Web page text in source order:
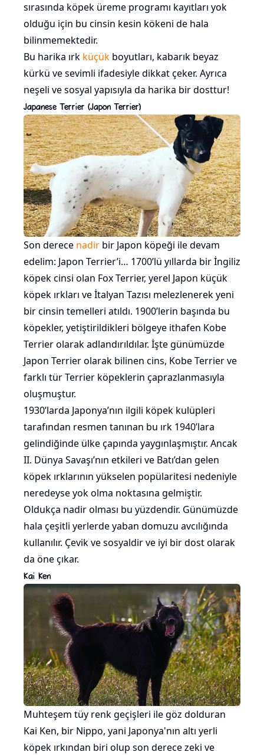
sırasında köpek üreme programı kayıtları yok
olduğu için bu cinsin kesin kökeni de hala
bilinmemektedir.
Bu harika ırk küçük boyutları, kabarık beyaz
kürkü ve sevimli ifadesiyle dikkat çeker. Ayrıca
neşeli ve sosyal yapısıyla da harika bir dosttur!
Japanese Terrier (Japon Terrier)
Son derece nadir bir Japon köpeği ile devam
edelim: Japon Terrier’i… 1700’lü yıllarda bir İngiliz
köpek cinsi olan Fox Terrier, yerel Japon küçük
köpek ırkları ve İtalyan Tazısı melezlenerek yeni
bir cinsin temelleri atıldı. 1900’lerin başında bu
köpekler, yetiştirildikleri bölgeye ithafen Kobe
Terrier olarak adlandırıldılar. İşte günümüzde
Japon Terrier olarak bilinen cins, Kobe Terrier ve
farklı tür Terrier köpeklerin çaprazlanmasıyla
oluşmuştur.
1930’larda Japonya’nın ilgili köpek kulüpleri
tarafından resmen tanınan bu ırk 1940’lara
gelindiğinde ülke çapında yaygınlaşmıştır. Ancak
II. Dünya Savaşı’nın etkileri ve Batı’dan gelen
köpek ırklarının yükselen popülaritesi nedeniyle
neredeyse yok olma noktasına gelmiştir.
Oldukça nadir olması bu yüzdendir. Günümüzde
hala çeşitli yerlerde yaban domuzu avcılığında
kullanılır. Çevik ve sosyaldir ve iyi bir dost olarak
da öne çıkar.
Kai Ken
Muhteşem tüy renk geçişleri ile göz dolduran
Kai Ken, bir Nippo, yani Japonya'nın altı yerli
köpek ırkından biri olup son derece zeki ve